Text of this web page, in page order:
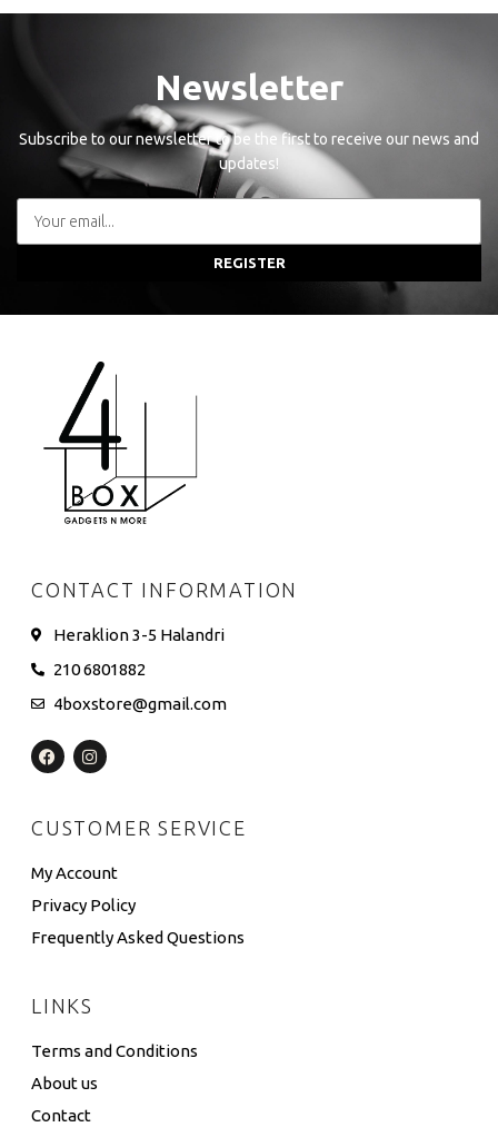
Newsletter
Subscribe to our newsletter to be the first to receive our news and
updates!
REGISTER
CONTACT INFORMATION
Heraklion 3-5 Halandri
210 6801882
4boxstore@gmail.com
CUSTOMER SERVICE
My Account
Privacy Policy
Frequently Asked Questions
LINKS
Terms and Conditions
About us
Contact